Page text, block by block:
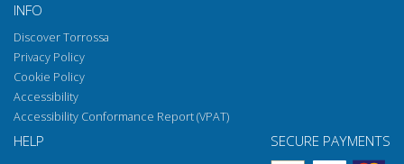
INFO
Discover Torrossa
Privacy Policy
Cookie Policy
Accessibility
Accessibility Conformance Report (VPAT)
HELP SECURE PAYMENTS